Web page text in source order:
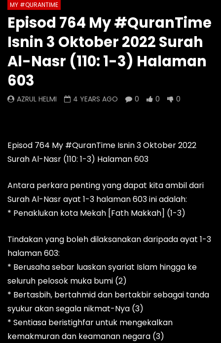
0 Comments
Episod 1332 My #QuranTime
2.0
AZRUL HELMI
17 HOURS AGO
- LUD:3 DAYS AGO
0
Episod 1331 My
AZRUL HELMI
2 DAYS AGO - LUD:
0
0 0
MY #QURANTIME
Episod 764 My #QuranTime
Isnin 3 Oktober 2022 Surah
Al-Nasr (110: 1-3) Halaman
603
AZRUL HELMI 4 YEARS AGO 0 0 0
Episod 764 My #QuranTime Isnin 3 Oktober 2022
Surah Al-Nasr (110: 1-3) Halaman 603
Antara perkara penting yang dapat kita ambil dari
Surah Al-Nasr ayat 1-3 halaman 603 ini adalah:
* Penaklukan kota Mekah [Fath Makkah] (1-3)
Tindakan yang boleh dilaksanakan daripada ayat 1-3
halaman 603:
* Berusaha sebar luaskan syariat Islam hingga ke
seluruh pelosok muka bumi (2)
* Bertasbih, bertahmid dan bertakbir sebagai tanda
syukur akan segala nikmat-Nya (3)
* Sentiasa beristighfar untuk mengekalkan
kemakmuran dan keamanan negara (3)